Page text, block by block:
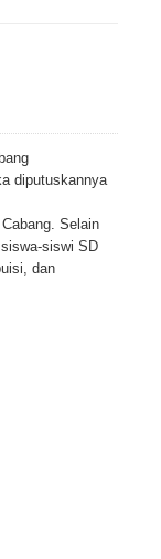
diputuskannya
Selain
siswi SD
dan